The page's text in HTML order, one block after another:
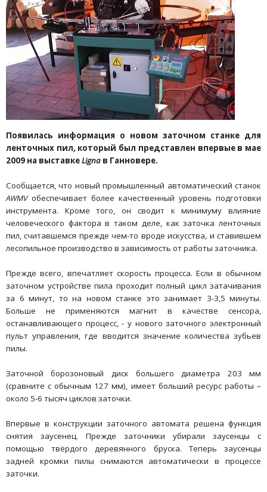
Появилась информация о новом заточном станке для
ленточных пил, который был представлен впервые в мае
2009 на выставкеLigna в Ганновере.
Сообщается, что новый промышленный автоматический станок
AWMVобеспечивает более качественный уровень подготовки
инструмента. Кроме того, он сводит к минимуму влияние
человеческого фактора в таком деле, как заточка ленточных
пил, считавшемся прежде чем-то вроде искусства, и ставившем
лесопильное производство в зависимость от работы заточника.
Прежде всего, впечатляет скорость процесса. Если в обычном
заточном устройстве пила проходит полный цикл затачивания
за 6 минут, то на новом станке это занимает 3-3,5 минуты.
Больше не применяются магнит в качестве сенсора,
останавливающего процесс, - у нового заточного электронный
пульт управления, где вводится значение количества зубьев
пилы.
Заточной борозоновый диск большего диаметра 203 мм
(сравните с обычным 127 мм), имеет больший ресурс работы –
около 5-6 тысяч циклов заточки.
Впервые в конструкции заточного автомата решена функция
снятия заусенец. Прежде заточники убирали заусенцы с
помощью твёрдого деревянного бруска. Теперь заусенцы
задней кромки пилы снимаются автоматически в процессе
заточки.